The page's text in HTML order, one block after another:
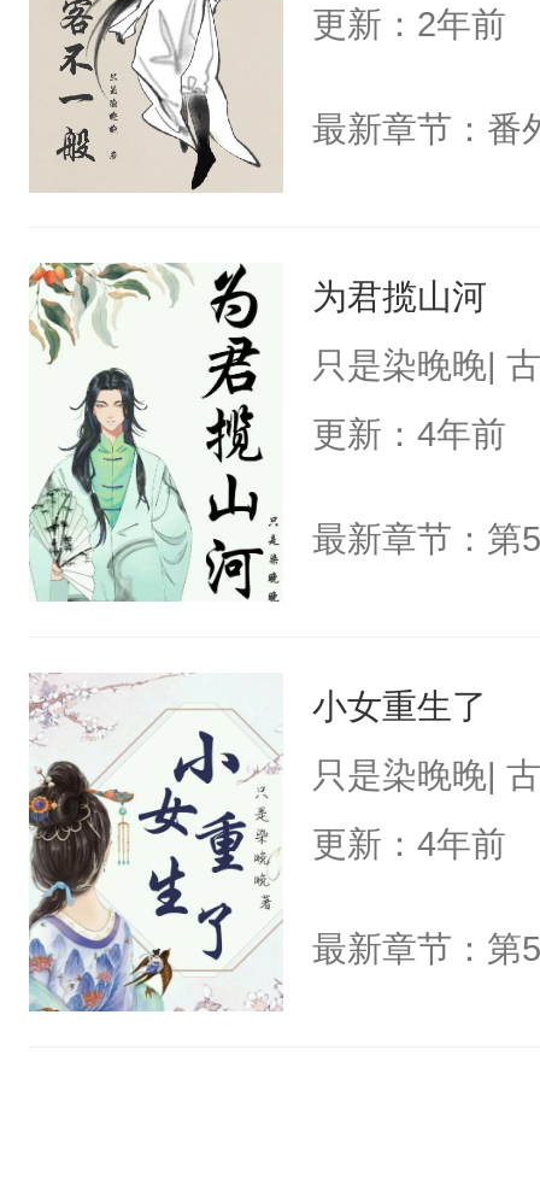
更新：2年前
为君揽山河
只是染晚晚|
更新：4年前
最新章节：第
小女重生了
只是染晚晚|
更新：4年前
最新章节：